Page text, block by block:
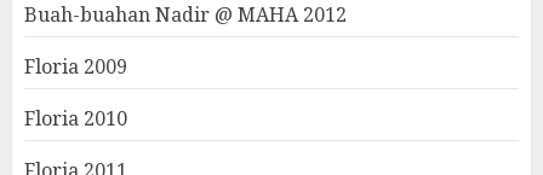
Buah-buahan Nadir @ MAHA 2012
Floria 2009
Floria 2010